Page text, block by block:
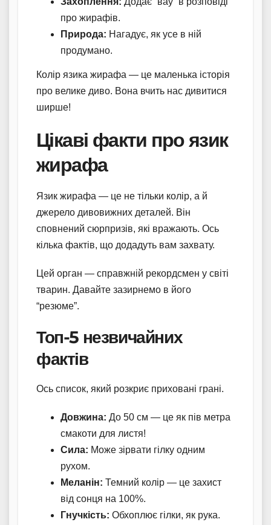
про жирафів.
Природа: Нагадує, як усе в ній
продумано.
Колір язика жирафа — це маленька історія
про велике диво. Вона вчить нас дивитися
ширше!
Цікаві факти про язик
жирафа
Язик жирафа — це не тільки колір, а й
джерело дивовижних деталей. Він
сповнений сюрпризів, які вражають. Ось
кілька фактів, що додадуть вам захвату.
Цей орган — справжній рекордсмен у світі
тварин. Давайте зазирнемо в його
“резюме”.
Топ-5 незвичайних
фактів
Ось список, який розкриє приховані грані.
Довжина: До 50 см — це як пів метра
смакоти для листя!
Сила: Може зірвати гілку одним
рухом.
Меланін: Темний колір — це захист
від сонця на 100%.
Гнучкість: Обхоплює гілки, як рука.